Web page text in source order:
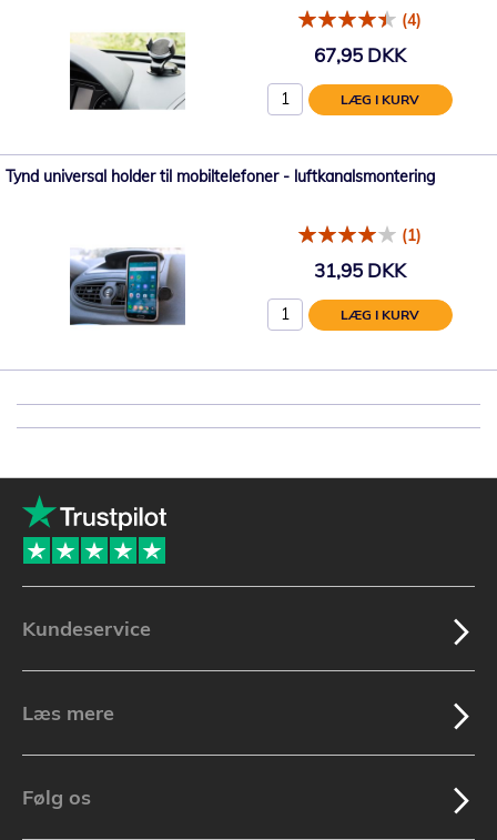
(4)
67,95 DKK
LÆG I KURV
Tynd universal holder til mobiltelefoner - luftkanalsmontering
(1)
31,95 DKK
LÆG I KURV
Kundeservice
Læs mere
Følg os